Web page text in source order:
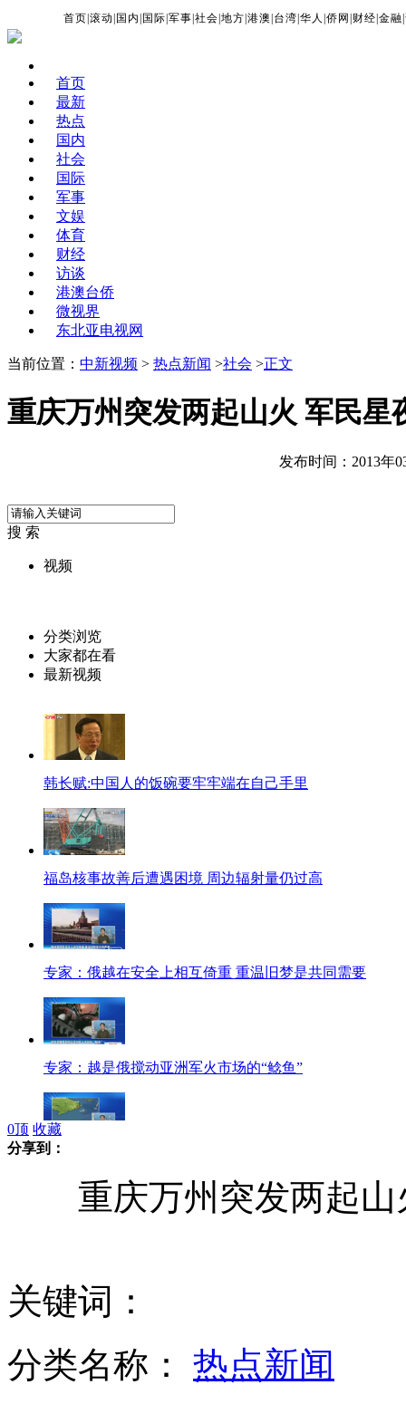
首页 |滚动 国内 国际 |军事 |社会 |地方 |港澳 台湾 |华人 |侨网 财经 |金融 |
首页
最新
热点
国内
社会
国际
军事
文娱
体育
财经
访谈
港澳台侨
微视界
东北亚电视网
当前位置： 中新视频 > 热点新闻 >社会 >正文
重庆万州突发两起山火 军民星
发布时间：2013年
搜 索
视频
分类浏览
大家都在看
最新视频
韩长赋:中国人的饭碗要牢牢端在自己手里
福岛核事故善后遭遇困境 周边辐射量仍过高
专家：俄越在安全上相互倚重 重温旧梦是共同需要
专家：越是俄搅动亚洲军火市场的“鲶鱼”
新型轰-6轰炸机冒雨巡航南海
0顶 收藏
分享到：
重庆万州突发两起山
关键词：
分类名称： 热点新闻